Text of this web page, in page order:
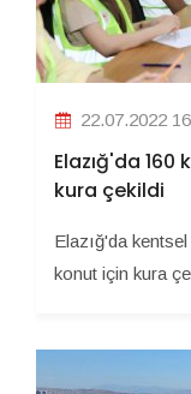
22.07.2022
Elazığ'da
kura çekildi
Elazığ'da
konut için kura